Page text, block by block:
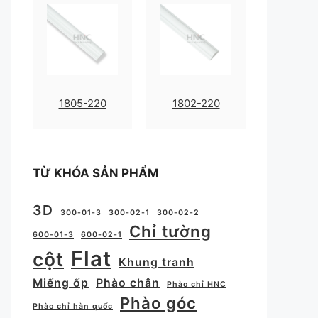
1805-220 1802-220
TỪ KHÓA SẢN PHẨM
3D 300-01-3 300-02-1 300-02-2
600-01-3 600-02-1 Chỉ tường
cột Flat
Khung tranh
Miếng ốp
Phào chân Phào chỉ HNC
Phào chỉ hàn quốc
Phào góc